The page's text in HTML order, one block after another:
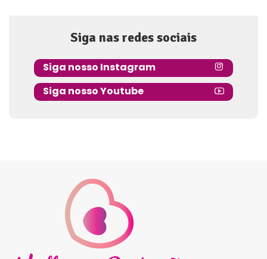
Siga nas redes sociais
Siga nosso Instagram
Siga nosso Youtube